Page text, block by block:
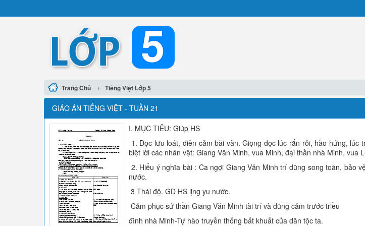
Trang Chủ › Tiếng Việt Lớp 5
GIÁO ÁN TIẾNG VIỆT - TUẦN 21
I. MỤC TIÊU: Giúp HS
1. Đọc lưu loát, diễn cảm bài văn. Giọng đọc lúc rắn rỏi, hào hứng, lúc
biệt lời các nhân vật: Giang Văn Minh, vua Minh, đại thần nhà Minh, vua
2. Hiểu ý nghĩa bài : Ca ngợi Giang Văn Minh trí dũng song toàn, bảo
nước.
3 Thái độ. GD HS lịng yu nước.
Cảm phục sứ thần Giang Văn Minh tài trí và dũng cảm trước triều
đình nhà Minh-Tự hào truyền thống bất khuất của dân tộc ta.